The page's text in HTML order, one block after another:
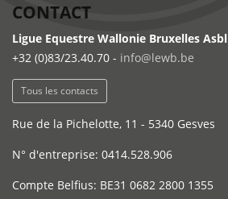
CONTACT
Ligue Equestre Wallonie Bruxelles Asbl
+32 (0)83/23.40.70 - info@lewb.be
Tous les contacts
Rue de la Pichelotte, 11 - 5340 Gesves
N° d'entreprise: 0414.528.906
Compte Belfius: BE31 0682 2800 1355